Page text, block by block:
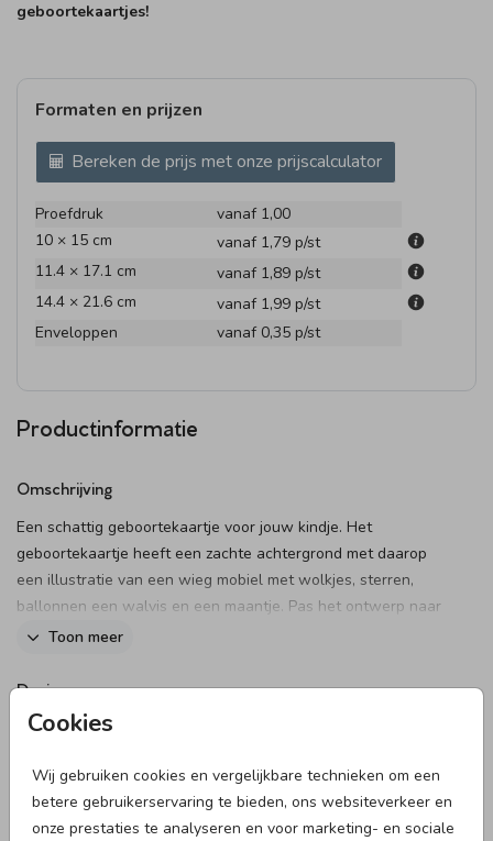
Cookies
Wij gebruiken cookies en vergelijkbare technieken om een
betere gebruikerservaring te bieden, ons websiteverkeer en
onze prestaties te analyseren en voor marketing- en sociale
geboortekaartjes!
Formaten en prijzen
Bereken de prijs met onze prijscalculator
Proefdruk
vanaf 1,00
10 × 15 cm
vanaf 1,79 p/st
11.4 × 17.1 cm
vanaf 1,89 p/st
14.4 × 21.6 cm
vanaf 1,99 p/st
Enveloppen
vanaf 0,35 p/st
Productinformatie
Omschrijving
Een schattig geboortekaartje voor jouw kindje. Het
geboortekaartje heeft een zachte achtergrond met daarop
een illustratie van een wieg mobiel met wolkjes, sterren,
ballonnen een walvis en een maantje. Pas het ontwerp naar
wens aan in onze online editor.
Toon meer
Designer
studio POPPY
Collectie